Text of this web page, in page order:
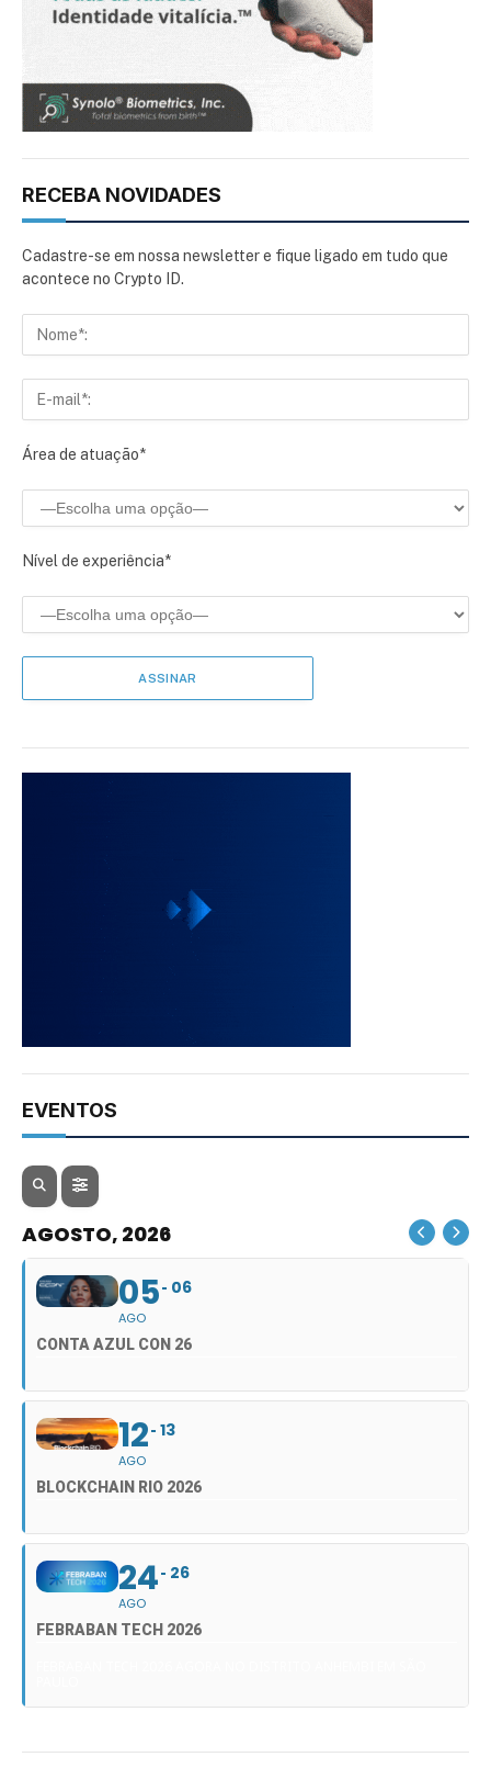
RECEBA NOVIDADES
Cadastre-se em nossa newsletter e fique ligado em tudo que
acontece no Crypto ID.
Área de atuação*
Nível de experiência*
EVENTOS
AGOSTO, 2026
05
AGO
06
CONTA AZUL CON 26
12
AGO
13
BLOCKCHAIN RIO 2026
24
AGO
26
FEBRABAN TECH 2026